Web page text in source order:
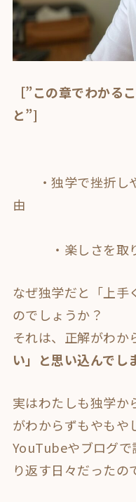
［”この章でわかるこ
と”]
・独学で挫折し
由
・ 楽しさを取
なぜ独学だと「上手
のでしょうか？
それは、 正解がわか
い」と思い込んでし
実はわたしも独学か
がわからずもやもや
YouTubeやブログで
り返す日々だったの